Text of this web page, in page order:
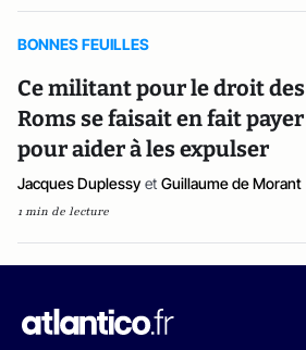
BONNES FEUILLES
Ce militant pour le droit des
Roms se faisait en fait payer
pour aider à les expulser
Jacques Duplessy et Guillaume de Morant
1 min de lecture